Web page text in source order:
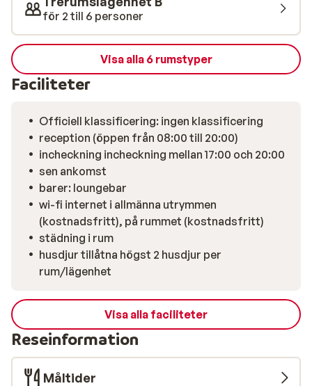
och förstklassiga faciliteter gör Résidence MGM
Anitea till ett fantastiskt val!
för 2 till 6 personer
Visa alla 6 rumstyper
Faciliteter
Officiell klassificering: ingen klassificering
reception (öppen från 08:00 till 20:00)
incheckning incheckning mellan 17:00 och 20:00
sen ankomst
barer: loungebar
wi-fi internet i allmänna utrymmen
(kostnadsfritt), på rummet (kostnadsfritt)
städning i rum
husdjur tillåtna högst 2 husdjur per
rum/lägenhet
Visa alla faciliteter
Reseinformation
Måltider